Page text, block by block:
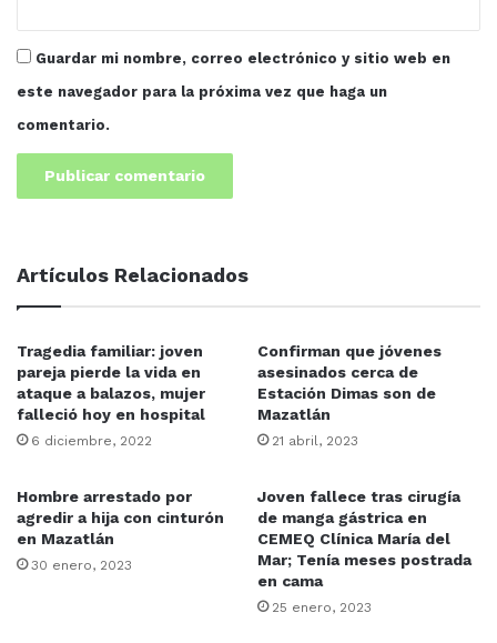
Guardar mi nombre, correo electrónico y sitio web en
este navegador para la próxima vez que haga un
comentario.
Artículos Relacionados
Tragedia familiar: joven
pareja pierde la vida en
ataque a balazos, mujer
falleció hoy en hospital
6 diciembre, 2022
Confirman que jóvenes
asesinados cerca de
Estación Dimas son de
Mazatlán
21 abril, 2023
Hombre arrestado por
agredir a hija con cinturón
en Mazatlán
30 enero, 2023
Joven fallece tras cirugía
de manga gástrica en
CEMEQ Clínica María del
Mar; Tenía meses postrada
en cama
25 enero, 2023